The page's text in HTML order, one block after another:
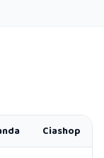
Ciashop